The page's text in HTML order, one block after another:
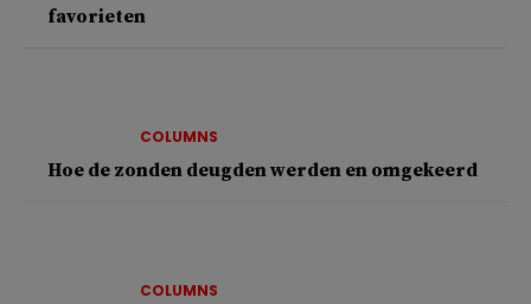
favorieten
COLUMNS
Hoe de zonden deugden werden en omgekeerd
COLUMNS